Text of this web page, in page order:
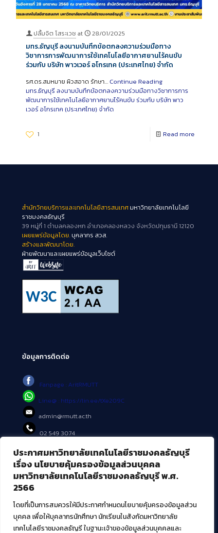
ประกาศมหาวิทยาลัยเทคโนโลยีราชมงคลธัญบุรี
เรื่อง นโยบายคุ้มครองข้อมูลส่วนบุคคล
มหาวิทยาลัยเทคโนโลยีราชมงคลธัญบุรี พ.ศ.
2566
โดยที่เป็นการสมควรให้มีประกาศกำหนดนโยบายคุ้มครองข้อมูลส่วน
บุคคล เพื่อให้บุคลากรนักศึกษา นักเรียนในสังกัดมหาวิทยาลัย
เทคโนโลยีราชมงคลธัญรี ในฐานะเจ้าของข้อมูลส่วนบุคคลและ
ปลื้มจิต โสระเวช at 28/01/2025
มทร.ธัญบุรี ลงนามบันทึกข้อตกลงความร่วมมือทาง
วิชาการการพัฒนาการใช้เทคโนโลยีอากาศยานไร้คนขับ
ร่วมกับ บริษัท พาวเวอร์ อโกรเทค (ประเทศไทย) จำกัด
รศ.ดร.สมหมาย ผิวสอาด รักษา… Continue Reading
มทร.ธัญบุรี ลงนามบันทึกข้อตกลงความร่วมมือทางวิชาการการ
พัฒนาการใช้เทคโนโลยีอากาศยานไร้คนขับ ร่วมกับ บริษัท พาว
เวอร์ อโกรเทค (ประเทศไทย) จำกัด
1 Read more
สำนักวิทยบริการและเทคโนโลยีสารสนเทศมหาวิทยาลัยเทคโนโลยี
ราชมงคลธัญบุรี
39 หมู่ที่ 1 ตำบลคลองหก อำเภอคลองหลวง จังหวัดปทุมธานี 12120
เผยแพร่ข้อมูลโดย.บุคลากร สวส.
สร้างและพัฒนาโดย.
ฝ่ายพัฒนาและเผยแพร่ข้อมูลเว็บไซต์
ข้อมูลการติดต่อ
Fanpage : AritRMUTT
Line@ : https://lin.ee/tXe209C
admin@rmutt.ac.th
02 549 3074
บริการอื่นๆ ของ สวส.
ศูนย์สื่อดิจิทัล
ศูนย์นวัตกรรมและความรู้
สมัยใหม่ (MoSeC)